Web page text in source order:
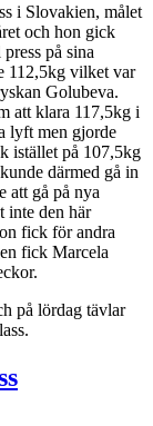
i Slovakien, målet
och hon gick
på sina
112,5kg vilket var
Golubeva.
att klara 117,5kg i
lyft men gjorde
istället på 107,5kg
därmed gå in
att gå på nya
inte den här
fick för andra
fick Marcela
på lördag tävlar